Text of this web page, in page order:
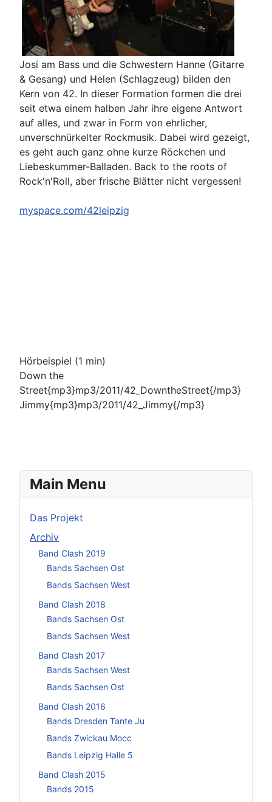
Main Menu
Das Projekt
Archiv
Band Clash 2019
Bands Sachsen Ost
Bands Sachsen West
Band Clash 2018
Bands Sachsen Ost
Bands Sachsen West
Band Clash 2017
Bands Sachsen West
Bands Sachsen Ost
Band Clash 2016
Bands Dresden Tante Ju
Bands Zwickau Mocc
Bands Leipzig Halle 5
Band Clash 2015
Bands 2015
Josi am Bass und die Schwestern Hanne (Gitarre
& Gesang) und Helen (Schlagzeug) bilden den
Kern von 42. In dieser Formation formen die drei
seit etwa einem halben Jahr ihre eigene Antwort
auf alles, und zwar in Form von ehrlicher,
unverschnürkelter Rockmusik. Dabei wird gezeigt,
es geht auch ganz ohne kurze Röckchen und
Liebeskummer-Balladen. Back to the roots of
Rock'n'Roll, aber frische Blätter nicht vergessen!
myspace.com/42leipzig
Hörbeispiel (1 min)
Down the
Street{mp3}mp3/2011/42_DowntheStreet{/mp3}
Jimmy{mp3}mp3/2011/42_Jimmy{/mp3}